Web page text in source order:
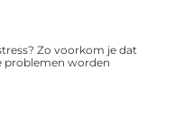
Zo voorkom je dat
problemen worden